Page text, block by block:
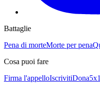
Battaglie
Pena di morteMorte per pena
Cosa puoi fare
Firma l'appelloIscrivitiDona